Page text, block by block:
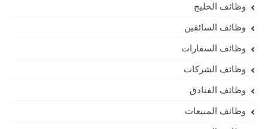
وظائف الخليج
وظائف السائقين
وظائف السفارات
وظائف الشركات
وظائف الفنادق
وظائف المبيعات